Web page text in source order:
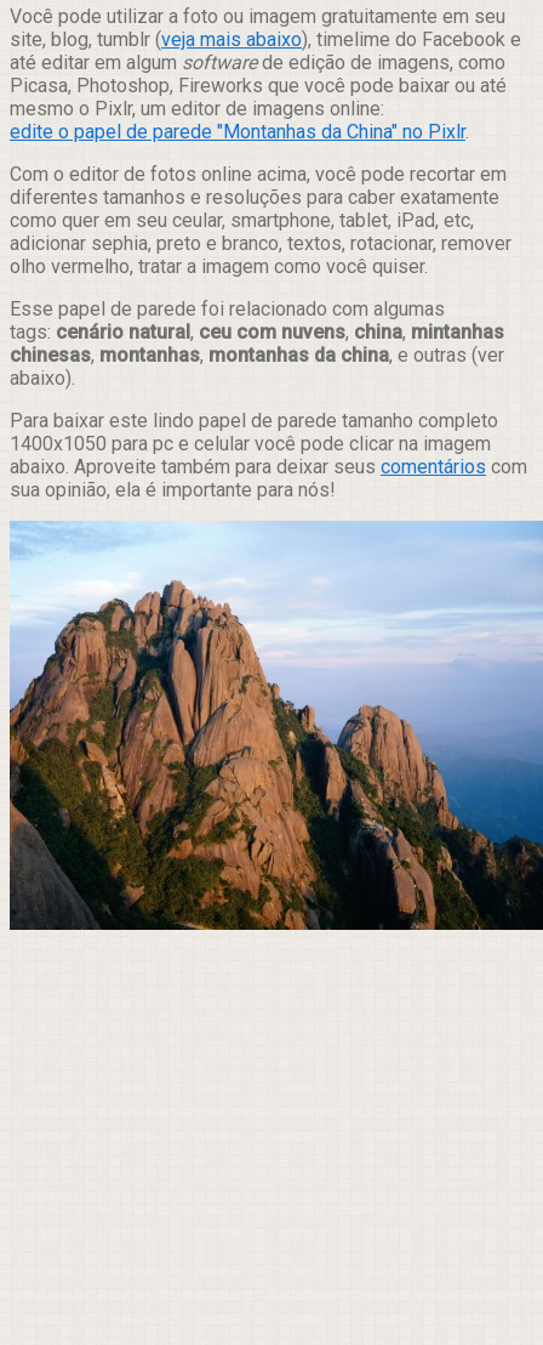
Você pode utilizar a foto ou imagem gratuitamente em seu
site, blog, tumblr (veja mais abaixo), timelime do Facebook e
até editar em algum softwarede edição de imagens, como
Picasa, Photoshop, Fireworks que você pode baixar ou até
mesmo o Pixlr, um editor de imagens online:
edite o papel de parede "Montanhas da China" no Pixlr.
Com o editor de fotos online acima, você pode recortar em
diferentes tamanhos e resoluções para caber exatamente
como quer em seu ceular, smartphone, tablet, iPad, etc,
adicionar sephia, preto e branco, textos, rotacionar, remover
olho vermelho, tratar a imagem como você quiser.
Esse papel de parede foi relacionado com algumas
tags: cenário natural, ceu com nuvens, china, mintanhas
chinesas, montanhas, montanhas da china, e outras (ver
abaixo).
Para baixar este lindo papel de parede tamanho completo
1400x1050 para pc e celular você pode clicar na imagem
abaixo. Aproveite também para deixar seus comentários com
sua opinião, ela é importante para nós!